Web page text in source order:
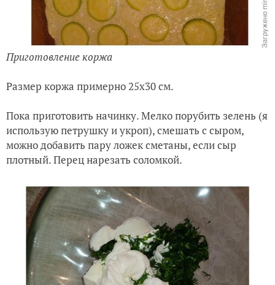
Приготовление коржа
Размер коржа примерно 25х30 см.
Пока приготовить начинку. Мелко порубить зелень (я
использую петрушку и укроп), смешать с сыром,
можно добавить пару ложек сметаны, если сыр
плотный. Перец нарезать соломкой.